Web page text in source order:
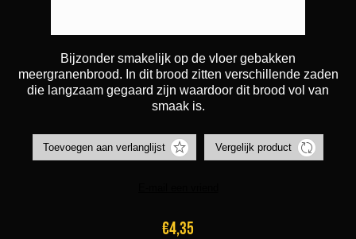
Bijzonder smakelijk op de vloer gebakken
meergranenbrood. In dit brood zitten verschillende zaden
die langzaam gegaard zijn waardoor dit brood vol van
smaak is.
€4,35